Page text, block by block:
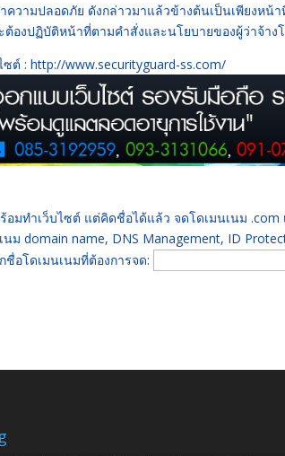
ความปลอดภัย ดังกล่าวมาแล้วข้างต้นเป็นเพียงหน้
ต้องปฏิบัติหน้าที่ตามคำสั่งและนโยบายของผู้ว่าจ้าง
ซต์ : http://www.securityguard-ss.com/
อมทำเว็บไซต์ แต่คิดชื่อได้แล้ว จดโดเมนเนม
นม domain name, DNS Management, ID
ชื่อโดเมนเนมที่ต้องการจด: